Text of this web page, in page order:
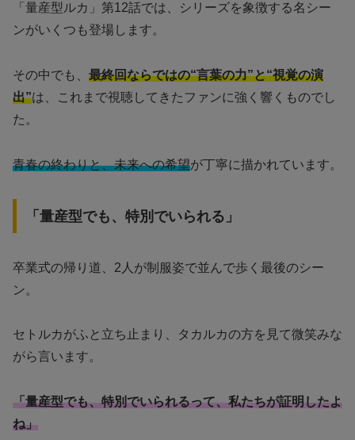
「量産型ルカ」第12話では、シリーズを象徴する名シー
ンがいくつも登場します。
その中でも、 最終回ならではの“言葉の力”と“視覚の演
出”は、これまで視聴してきたファンに強く響くものでし
た。
青春の終わりと、未来への希望が丁寧に描かれています。
「量産型でも、特別でいられる」
卒業式の帰り道、2人が制服姿で並んで歩く最後のシー
ン。
セトルカがふと立ち止まり、タカルカの方を見て微笑みな
がら言います。
「量産型でも、特別でいられるって、私たちが証明したよ
ね」